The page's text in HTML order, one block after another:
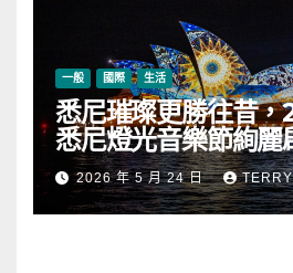
一般 國際 生活
悉尼璀璨更勝往昔
悉尼燈光音樂節絢麗
2026 年 5 月 24 日